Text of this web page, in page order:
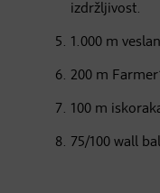
izdržljivost.
1.000 m
200 m
100 m
75/100 wall